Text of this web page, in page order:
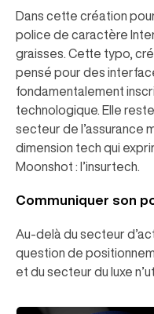
Dans cette création
police de caractère
graisses. Cette typo,
pensé pour des
fondamentalement
technologique. Elle
secteur de l’assurance
dimension tech qui
Moonshot : l’insurtech.
Communiquer son
Au-delà du secteur
question de
et du secteur du luxe